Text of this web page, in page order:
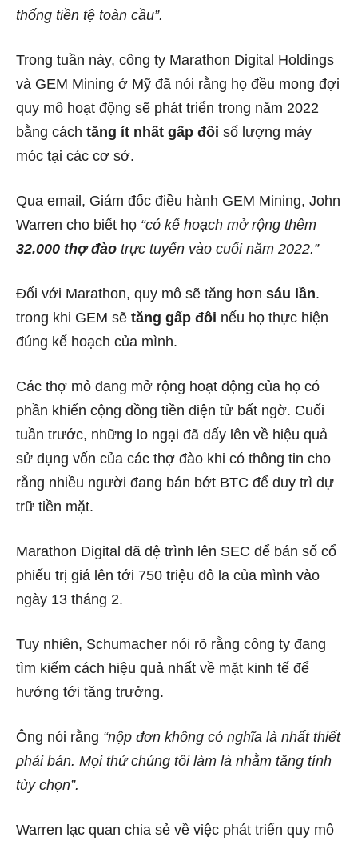
thống tiền tệ toàn cầu”.
Trong tuần này, công ty Marathon Digital Holdings
và GEM Mining ở Mỹ đã nói rằng họ đều mong đợi
quy mô hoạt động sẽ phát triển trong năm 2022
bằng cách tăng ít nhất gấp đôi số lượng máy
móc tại các cơ sở.
Qua email, Giám đốc điều hành GEM Mining, John
Warren cho biết họ “có kế hoạch mở rộng thêm
32.000 thợ đào trực tuyến vào cuối năm 2022.”
Đối với Marathon, quy mô sẽ tăng hơn sáu lần.
trong khi GEM sẽ tăng gấp đôi nếu họ thực hiện
đúng kế hoạch của mình.
Các thợ mỏ đang mở rộng hoạt động của họ có
phần khiến cộng đồng tiền điện tử bất ngờ. Cuối
tuần trước, những lo ngại đã dấy lên về hiệu quả
sử dụng vốn của các thợ đào khi có thông tin cho
rằng nhiều người đang bán bớt BTC để duy trì dự
trữ tiền mặt.
Marathon Digital đã đệ trình lên SEC để bán số cổ
phiếu trị giá lên tới 750 triệu đô la của mình vào
ngày 13 tháng 2.
Tuy nhiên, Schumacher nói rõ rằng công ty đang
tìm kiếm cách hiệu quả nhất về mặt kinh tế để
hướng tới tăng trưởng.
Ông nói rằng “nộp đơn không có nghĩa là nhất thiết
phải bán. Mọi thứ chúng tôi làm là nhằm tăng tính
tùy chọn”.
Warren lạc quan chia sẻ về việc phát triển quy mô